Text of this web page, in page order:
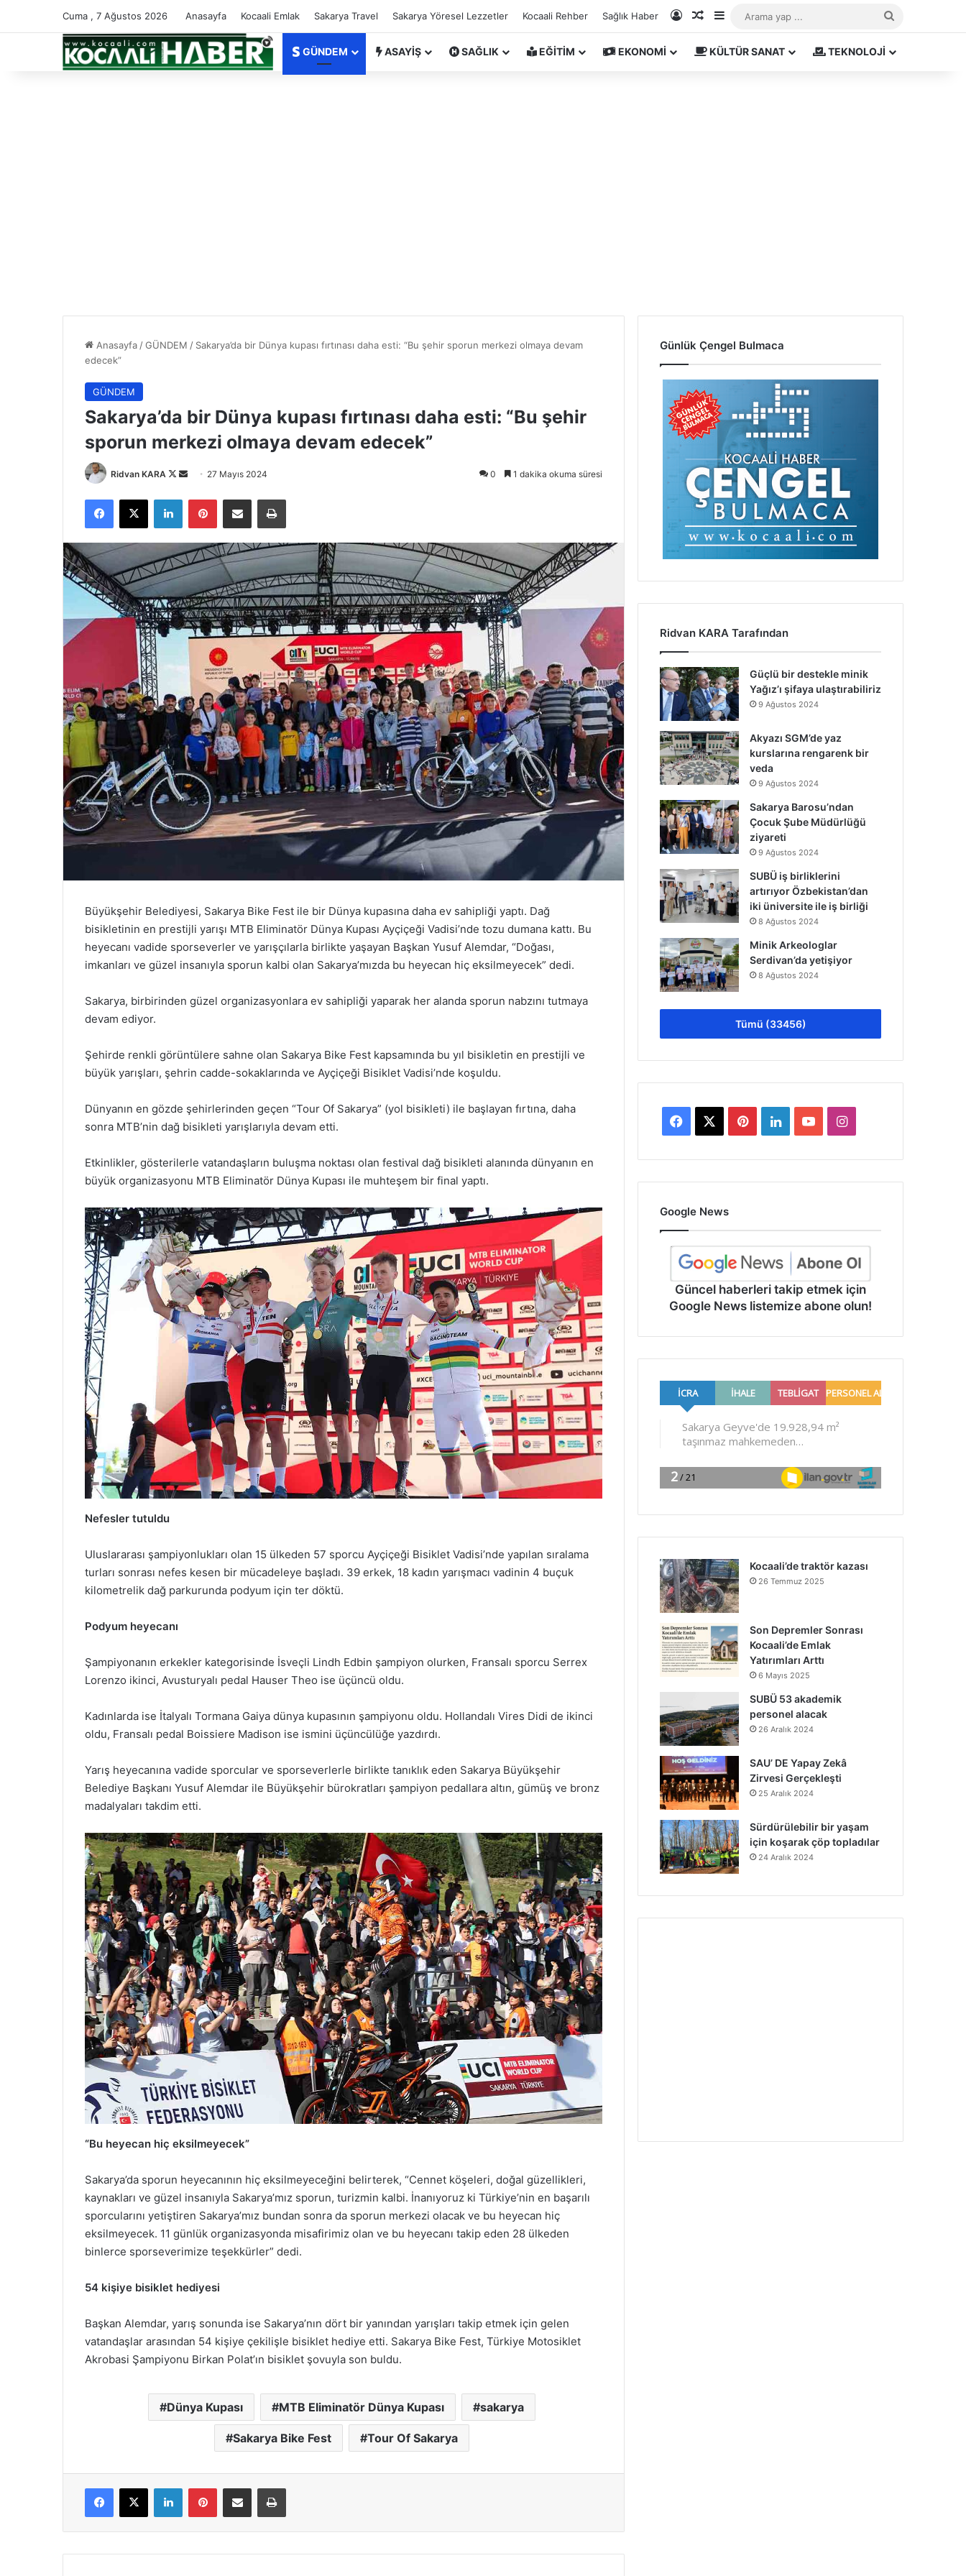
Cuma , 7 Ağustos 2026 Anasayfa Kocaali Emlak Sakarya Travel Sakarya Yöresel Lezzetler Kocaali Rehber Sağlık Haber Kayıt OlRastgele Makale
Kenar Bölmesi
GÜNDEM ASAYİŞ SAĞLIK EĞİTİM EKONOMİ KÜLTÜR SANAT TEKNOLOJİ
Anasayfa /GÜNDEM / Sakarya’da bir Dünya kupası fırtınası daha esti: “Bu şehir sporun merkezi olmaya devam
edecek”
GÜNDEM
Sakarya’da bir Dünya kupası fırtınası daha esti: “Bu şehir
sporun merkezi olmaya devam edecek”
Ridvan KARA
Follow
Bir
posta
göndermek
27 Mayıs 2024 0 1 dakika okuma süresi
Facebook
X LinkedInPinterestE-Posta ile paylaş Yazdır
Büyükşehir Belediyesi, Sakarya Bike Fest ile bir Dünya kupasına daha ev sahipliği yaptı. Dağ
bisikletinin en prestijli yarışı MTB Eliminatör Dünya Kupası Ayçiçeği Vadisi’nde tozu dumana kattı. Bu
heyecanı vadide sporseverler ve yarışçılarla birlikte yaşayan Başkan Yusuf Alemdar, “Doğası,
imkanları ve güzel insanıyla sporun kalbi olan Sakarya’mızda bu heyecan hiç eksilmeyecek” dedi.
Sakarya, birbirinden güzel organizasyonlara ev sahipliği yaparak her alanda sporun nabzını tutmaya
devam ediyor.
Şehirde renkli görüntülere sahne olan Sakarya Bike Fest kapsamında bu yıl bisikletin en prestijli ve
büyük yarışları, şehrin cadde-sokaklarında ve Ayçiçeği Bisiklet Vadisi’nde koşuldu.
Dünyanın en gözde şehirlerinden geçen “Tour Of Sakarya” (yol bisikleti) ile başlayan fırtına, daha
sonra MTB’nin dağ bisikleti yarışlarıyla devam etti.
Etkinlikler, gösterilerle vatandaşların buluşma noktası olan festival dağ bisikleti alanında dünyanın en
büyük organizasyonu MTB Eliminatör Dünya Kupası ile muhteşem bir final yaptı.
Nefesler tutuldu
Uluslararası şampiyonlukları olan 15 ülkeden 57 sporcu Ayçiçeği Bisiklet Vadisi’nde yapılan sıralama
turları sonrası nefes kesen bir mücadeleye başladı. 39 erkek, 18 kadın yarışmacı vadinin 4 buçuk
kilometrelik dağ parkurunda podyum için ter döktü.
Podyum heyecanı
Şampiyonanın erkekler kategorisinde İsveçli Lindh Edbin şampiyon olurken, Fransalı sporcu Serrex
Lorenzo ikinci, Avusturyalı pedal Hauser Theo ise üçüncü oldu.
Kadınlarda ise İtalyalı Tormana Gaiya dünya kupasının şampiyonu oldu. Hollandalı Vires Didi de ikinci
oldu, Fransalı pedal Boissiere Madison ise ismini üçüncülüğe yazdırdı.
Yarış heyecanına vadide sporcular ve sporseverlerle birlikte tanıklık eden Sakarya Büyükşehir
Belediye Başkanı Yusuf Alemdar ile Büyükşehir bürokratları şampiyon pedallara altın, gümüş ve bronz
madalyaları takdim etti.
“Bu heyecan hiç eksilmeyecek”
Sakarya’da sporun heyecanının hiç eksilmeyeceğini belirterek, “Cennet köşeleri, doğal güzellikleri,
kaynakları ve güzel insanıyla Sakarya’mız sporun, turizmin kalbi. İnanıyoruz ki Türkiye’nin en başarılı
sporcularını yetiştiren Sakarya’mız bundan sonra da sporun merkezi olacak ve bu heyecan hiç
eksilmeyecek. 11 günlük organizasyonda misafirimiz olan ve bu heyecanı takip eden 28 ülkeden
binlerce sporseverimize teşekkürler” dedi.
54 kişiye bisiklet hediyesi
Başkan Alemdar, yarış sonunda ise Sakarya’nın dört bir yanından yarışları takip etmek için gelen
vatandaşlar arasından 54 kişiye çekilişle bisiklet hediye etti. Sakarya Bike Fest, Türkiye Motosiklet
Akrobasi Şampiyonu Birkan Polat’ın bisiklet şovuyla son buldu.
Dünya Kupası MTB Eliminatör Dünya Kupası sakarya
Sakarya Bike Fest Tour Of Sakarya
Facebook
X LinkedInPinterestE-Posta ile paylaş Yazdır
Günlük Çengel Bulmaca
Ridvan KARA Tarafından
Güçlü bir destekle minik
Yağız’ı şifaya ulaştırabiliriz
9 Ağustos 2024
Akyazı SGM’de yaz
kurslarına rengarenk bir
veda
9 Ağustos 2024
Sakarya Barosu’ndan
Çocuk Şube Müdürlüğü
ziyareti
9 Ağustos 2024
SUBÜ iş birliklerini
artırıyor Özbekistan’dan
iki üniversite ile iş birliği
8 Ağustos 2024
Minik Arkeologlar
Serdivan’da yetişiyor
8 Ağustos 2024
Tümü (33456)
Facebook PinterestLinkedInYouTubeInstagram
Google News
Güncel haberleri takip etmek için
Google News listemize abone olun!
Kocaali’de traktör kazası
26 Temmuz 2025
Son Depremler Sonrası
Kocaali’de Emlak
Yatırımları Arttı
6 Mayıs 2025
SUBÜ 53 akademik
personel alacak
26 Aralık 2024
SAU’ DE Yapay Zekâ
Zirvesi Gerçekleşti
25 Aralık 2024
Sürdürülebilir bir yaşam
için koşarak çöp topladılar
24 Aralık 2024